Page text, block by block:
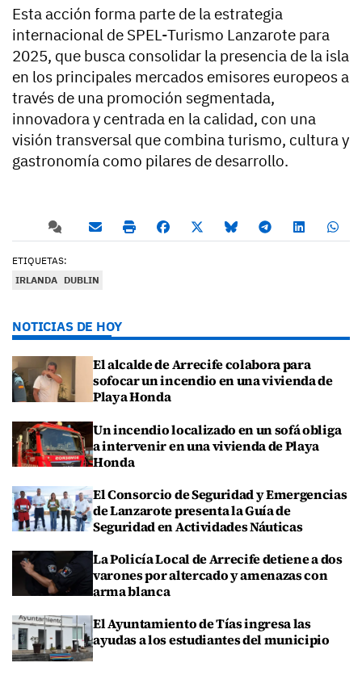
Esta acción forma parte de la estrategia
internacional de SPEL-Turismo Lanzarote para
2025, que busca consolidar la presencia de la isla
en los principales mercados emisores europeos a
través de una promoción segmentada,
innovadora y centrada en la calidad, con una
visión transversal que combina turismo, cultura y
gastronomía como pilares de desarrollo.
ETIQUETAS:
IRLANDA DUBLIN
NOTICIAS DE HOY
El alcalde de Arrecife colabora para
sofocar un incendio en una vivienda de
Playa Honda
Un incendio localizado en un sofá obliga
a intervenir en una vivienda de Playa
Honda
El Consorcio de Seguridad y Emergencias
de Lanzarote presenta la Guía de
Seguridad en Actividades Náuticas
La Policía Local de Arrecife detiene a dos
varones por altercado y amenazas con
arma blanca
El Ayuntamiento de Tías ingresa las
ayudas a los estudiantes del municipio